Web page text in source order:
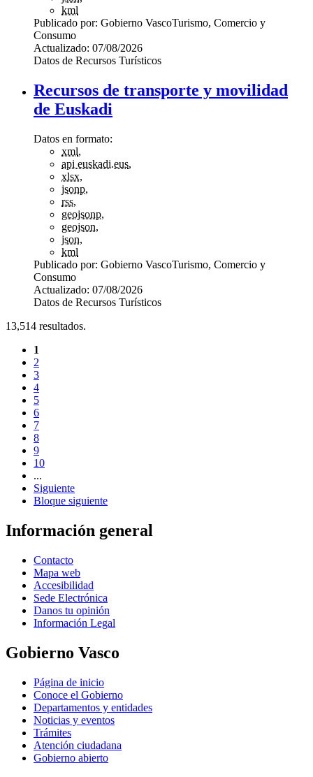
kml
Publicado por: Gobierno VascoTurismo, Comercio y
Consumo
Actualizado: 07/08/2026
Datos de Recursos Turísticos
Recursos de transporte y movilidad
de Euskadi
Datos en formato:
xml,
api euskadi.eus,
xlsx,
jsonp,
rss,
geojsonp,
geojson,
json,
kml
Publicado por: Gobierno VascoTurismo, Comercio y
Consumo
Actualizado: 07/08/2026
Datos de Recursos Turísticos
13,514 resultados.
1
2
3
4
5
6
7
8
9
10
...
Siguiente
Bloque siguiente
Información general
Contacto
Mapa web
Accesibilidad
Sede Electrónica
Danos tu opinión
Información Legal
Gobierno Vasco
Página de inicio
Conoce el Gobierno
Departamentos y entidades
Noticias y eventos
Trámites
Atención ciudadana
Gobierno abierto